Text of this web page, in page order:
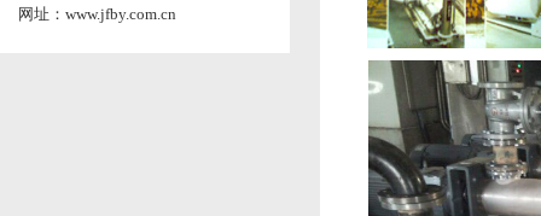
网址：www.jfby.com.cn